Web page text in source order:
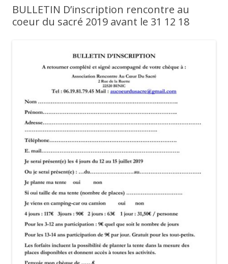
BULLETIN D’inscription rencontre au
coeur du sacré 2019 avant le 31 12 18